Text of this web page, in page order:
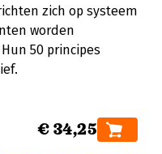
zich op systeem
worden
50 principes
€ 34,25